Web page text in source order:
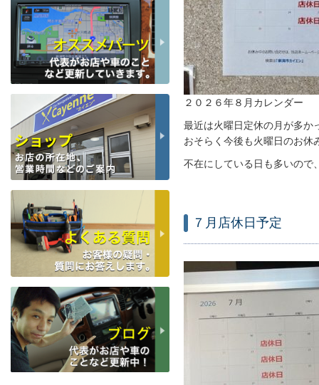
２０２６年８月カレンダー
最近は火曜日定休の月が多か
おそらく今後も火曜日のお休
不在にしている日も多いので
７月店休日予定